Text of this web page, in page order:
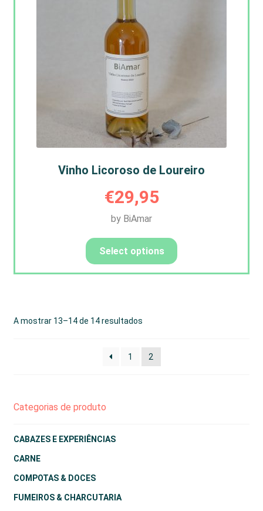
Vinho Licoroso de Loureiro
€29,95
by BiAmar
Select options
A mostrar 13–14 de 14 resultados
1 2
Categorias de produto
CABAZES E EXPERIÊNCIAS
CARNE
COMPOTAS & DOCES
FUMEIROS & CHARCUTARIA